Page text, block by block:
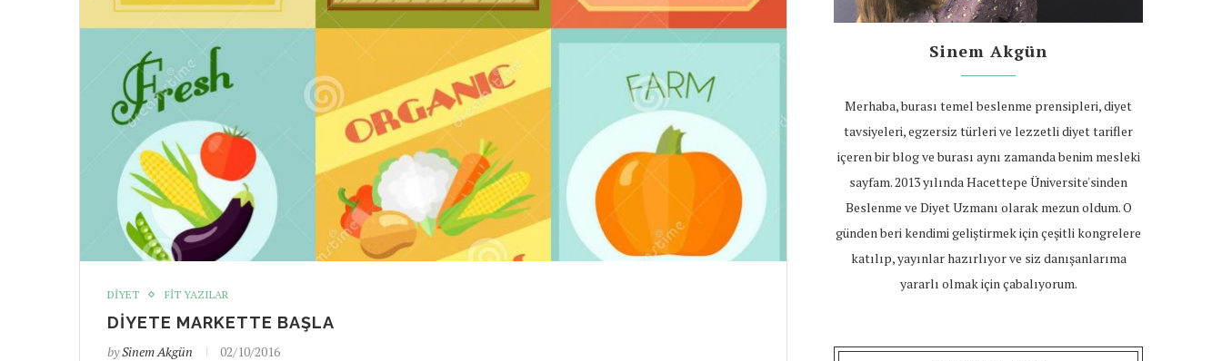
DIYET FIT YAZILAR
DIYETE MARKETTE BAŞLA
bySinem Akgün 02/10/2016
Sinem Akgün
Merhaba, burası temel beslenme prensipleri, diyet
tavsiyeleri, egzersiz türleri ve lezzetli diyet tarifler
içeren bir blog ve burası aynı zamanda benim mesleki
sayfam. 2013 yılında Hacettepe Üniversite'sinden
Beslenme ve Diyet Uzmanı olarak mezun oldum. O
günden beri kendimi geliştirmek için çeşitli kongrelere
katılıp, yayınlar hazırlıyor ve siz danışanlarıma
yararlı olmak için çabalıyorum.